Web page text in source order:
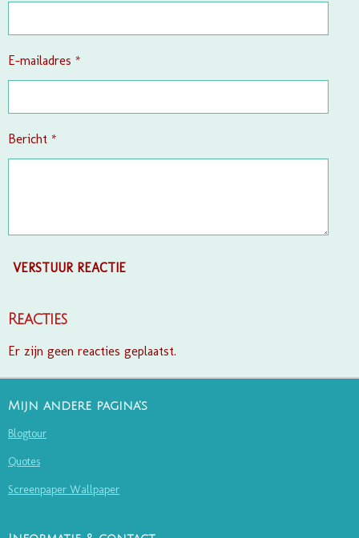
r
e
E-mailadres *
Bericht *
VERSTUUR REACTIE
Reacties
Er zijn geen reacties geplaatst.
Mijn andere pagina's
Blogtour
Quotes
Screenpaper Wallpaper